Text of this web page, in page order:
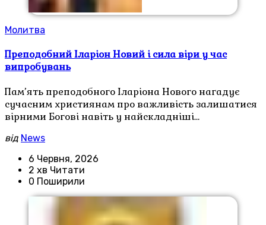
Молитва
Преподобний Іларіон Новий і сила віри у час
випробувань
Пам’ять преподобного Іларіона Нового нагадує
сучасним християнам про важливість залишатися
вірними Богові навіть у найскладніші…
від News
6 Червня, 2026
2 хв Читати
0 Поширили